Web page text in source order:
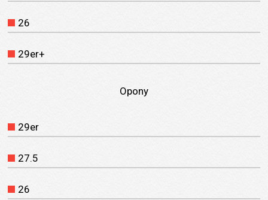
26
29er+
Opony
29er
27.5
26